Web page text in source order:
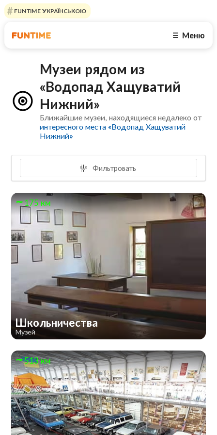
FUNTIME УКРАЇНСЬКОЮ
☰ Меню
Музеи рядом из
«Водопад Хащуватий
Нижний»
Ближайшие музеи, находящиеся недалеко от
интересного места «Водопад Хащуватий
Нижний»
Фильтровать
175 км
Школьничества
Музей
513 км